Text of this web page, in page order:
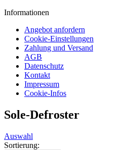
Informationen
Angebot anfordern
Cookie-Einstellungen
Zahlung und Versand
AGB
Datenschutz
Kontakt
Impressum
Cookie-Infos
Sole-Defroster
Auswahl
Sortierung: